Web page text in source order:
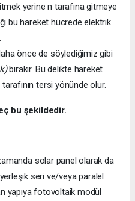
yerine n tarafına gitmeye
bu hareket hücrede elektrik
önce de söylediğimiz gibi
bırakır. Bu delikte hareket
tersi yönünde olur.
bu şekildedir.
solar panel olarak da
seri ve/veya paralel
yapıya fotovoltaik modül